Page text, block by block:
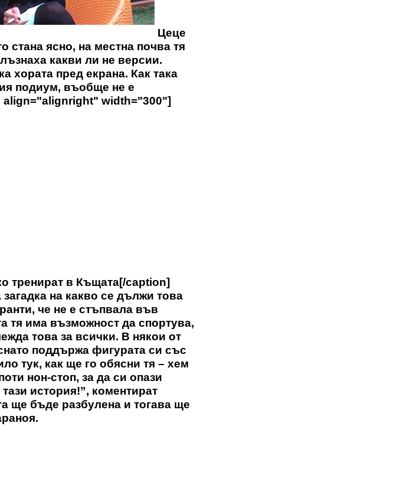
Цеце
стана ясно, на местна почва тя
какви ли не версии.
хората пред екрана. Как така
подиум, въобще не е
align="alignright" width="300"]
тренират в Къщата[/caption]
на какво се дължи това
че не е стъпвала във
тя има възможност да спортува,
това за всички. В някои от
поддържа фигурата си със
тук, как ще го обясни тя – хем
нон-стоп, за да си опази
история!”, коментират
ще бъде разбулена и тогава ще